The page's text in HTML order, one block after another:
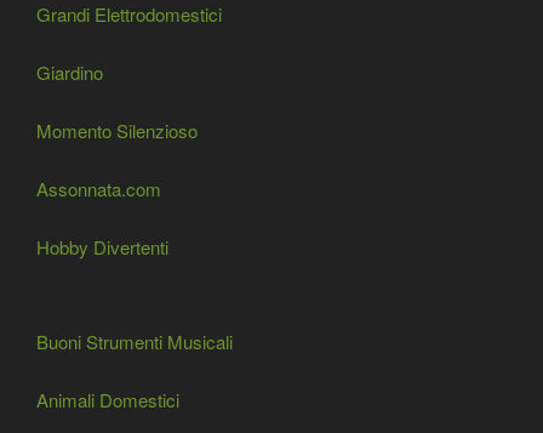
Grandi Elettrodomestici
Giardino
Momento Silenzioso
Assonnata.com
Hobby Divertenti
Buoni Strumenti Musicali
Animali Domestici